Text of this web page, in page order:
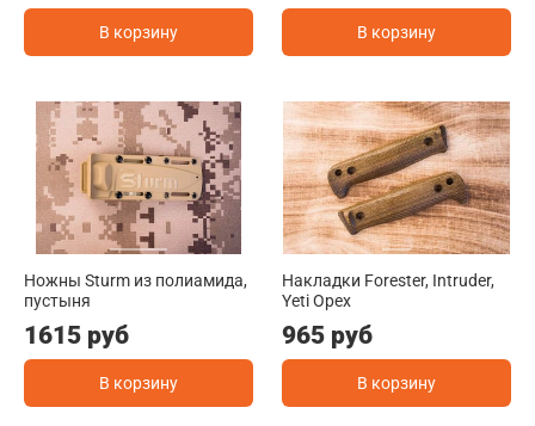
В корзину В корзину
Ножны Sturm из полиамида,
пустыня
1615 руб
В корзину
Накладки Forester, Intruder,
Yeti Орех
965 руб
В корзину